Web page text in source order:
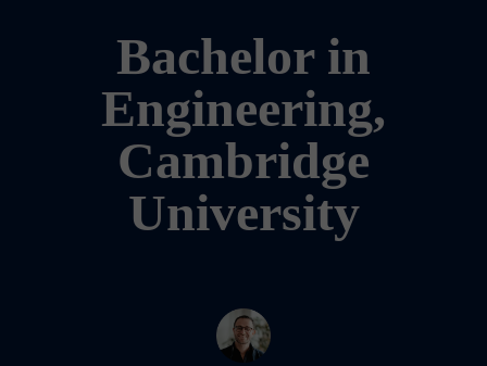
Bachelor in
Engineering,
Cambridge
University